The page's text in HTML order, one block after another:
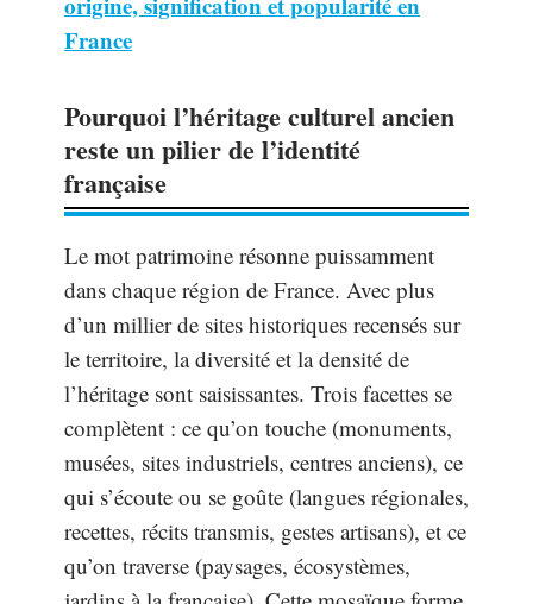
France
Pourquoi l’héritage culturel ancien
reste un pilier de l’identité
française
Le mot patrimoine résonne puissamment
dans chaque région de France. Avec plus
d’un millier de sites historiques recensés sur
le territoire, la diversité et la densité de
l’héritage sont saisissantes. Trois facettes se
complètent : ce qu’on touche (monuments,
musées, sites industriels, centres anciens), ce
qui s’écoute ou se goûte (langues régionales,
recettes, récits transmis, gestes artisans), et ce
qu’on traverse (paysages, écosystèmes,